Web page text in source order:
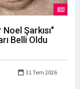
Şarkısı"
Belli Oldu
31 Tem 2026